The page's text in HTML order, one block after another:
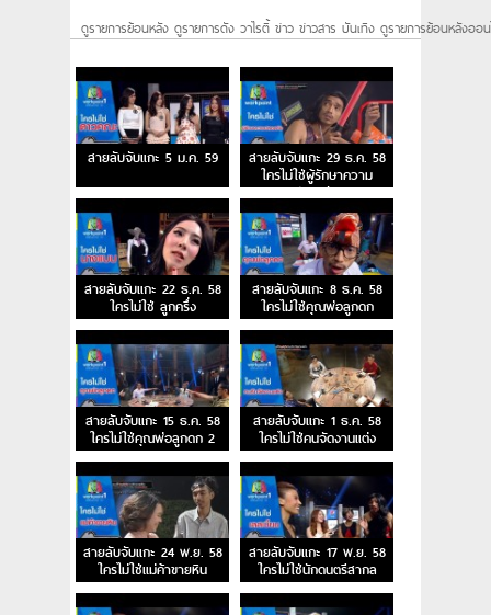
ดูรายการย้อนหลัง ดูรายการดัง วาไรตี้ ข่าว ข่าวสาร บันเทิง ดูรายการย้อนหลังออ
สายลับจับแกะ 5 ม.ค. 59
สายลับจับแกะ 29 ธ.ค. 58
ใครไม่ใช่ผู้รักษาความ
ปลอดภัย
สายลับจับแกะ 22 ธ.ค. 58
ใครไม่ใช่ ลูกครึ่ง
สายลับจับแกะ 8 ธ.ค. 58
ใครไม่ใช่คุณพ่อลูกดก
สายลับจับแกะ 15 ธ.ค. 58
ใครไม่ใช่คุณพ่อลูกดก 2
สายลับจับแกะ 1 ธ.ค. 58
ใครไม่ใช่คนจัดงานแต่ง
สายลับจับแกะ 24 พ.ย. 58
ใครไม่ใช่แม่ค้าขายหิน
สายลับจับแกะ 17 พ.ย. 58
ใครไม่ใช่นักดนตรีสากล